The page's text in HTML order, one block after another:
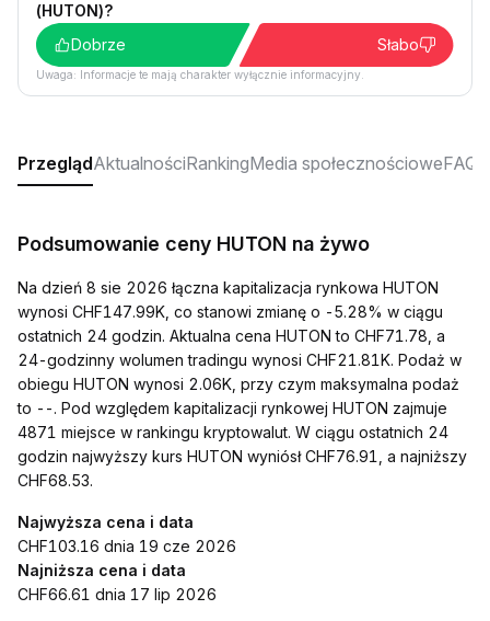
(HUTON)?
Dobrze
Słabo
Uwaga: Informacje te mają charakter wyłącznie informacyjny.
PrzeglądAktualnościRankingMedia społecznościoweFAQ
Podsumowanie ceny HUTON na żywo
Na dzień 8 sie 2026 łączna kapitalizacja rynkowa HUTON
wynosi CHF147.99K, co stanowi zmianę o -5.28% w ciągu
ostatnich 24 godzin. Aktualna cena HUTON to CHF71.78, a
24-godzinny wolumen tradingu wynosi CHF21.81K. Podaż w
obiegu HUTON wynosi 2.06K, przy czym maksymalna podaż
to --. Pod względem kapitalizacji rynkowej HUTON zajmuje
4871 miejsce w rankingu kryptowalut. W ciągu ostatnich 24
godzin najwyższy kurs HUTON wyniósł CHF76.91, a najniższy
CHF68.53.
Najwyższa cena i data
CHF103.16 dnia 19 cze 2026
Najniższa cena i data
CHF66.61 dnia 17 lip 2026